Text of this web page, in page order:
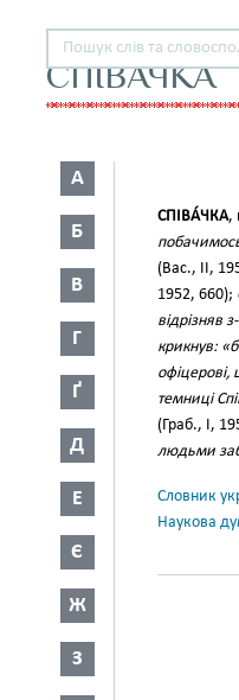
СПІВАЧКА
А
Б
В
Г
Ґ
Д
Е
Є
Ж
З
СПІВА́ЧКА,
(Вас., II,
1952, 660);
відрізняв
крикнув:
темниці
(Граб., І,
людьми
Словник
Наукова